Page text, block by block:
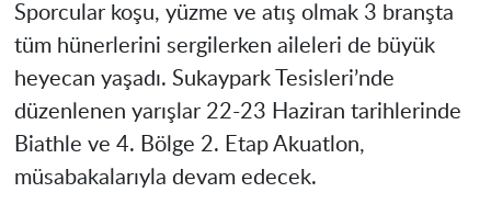
Sporcular koşu, yüzme ve atış olmak 3 branşta
tüm hünerlerini sergilerken aileleri de büyük
heyecan yaşadı. Sukaypark Tesisleri’nde
düzenlenen yarışlar 22-23 Haziran tarihlerinde
Biathle ve 4. Bölge 2. Etap Akuatlon,
müsabakalarıyla devam edecek.